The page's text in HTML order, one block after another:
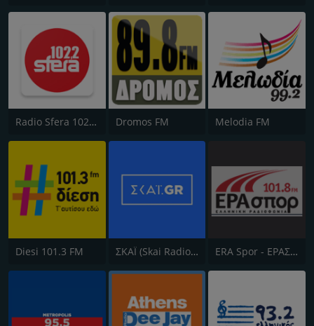
Radio Sfera 102.2 FM Dromos FM Melodia FM
Diesi 101.3 FM ΣΚΑΪ (Skai Radio 100.3) ERA Spor - ΕΡΑΣΠΟΡ